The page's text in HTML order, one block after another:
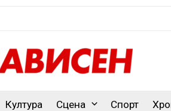
Култура Сцена Спорт